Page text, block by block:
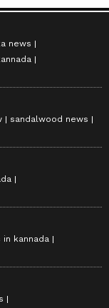
news
sandalwood news
kannada